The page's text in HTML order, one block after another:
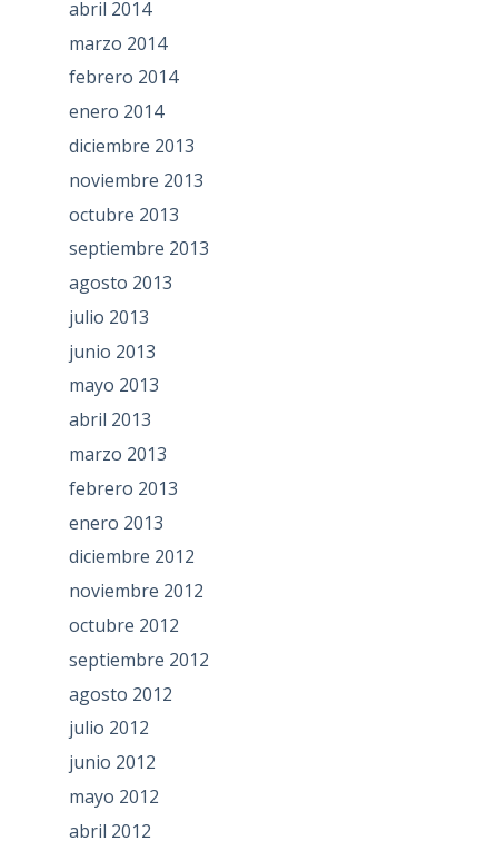
abril 2014
marzo 2014
febrero 2014
enero 2014
diciembre 2013
noviembre 2013
octubre 2013
septiembre 2013
agosto 2013
julio 2013
junio 2013
mayo 2013
abril 2013
marzo 2013
febrero 2013
enero 2013
diciembre 2012
noviembre 2012
octubre 2012
septiembre 2012
agosto 2012
julio 2012
junio 2012
mayo 2012
abril 2012